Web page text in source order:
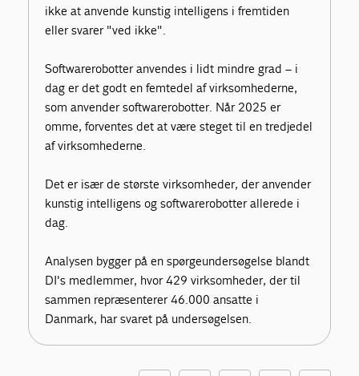
ikke at anvende kunstig intelligens i fremtiden
eller svarer "ved ikke".
Softwarerobotter anvendes i lidt mindre grad – i
dag er det godt en femtedel af virksomhederne,
som anvender softwarerobotter. Når 2025 er
omme, forventes det at være steget til en tredjedel
af virksomhederne.
Det er især de største virksomheder, der anvender
kunstig intelligens og softwarerobotter allerede i
dag.
Analysen bygger på en spørgeundersøgelse blandt
DI's medlemmer, hvor 429 virksomheder, der til
sammen repræsenterer 46.000 ansatte i
Danmark, har svaret på undersøgelsen.